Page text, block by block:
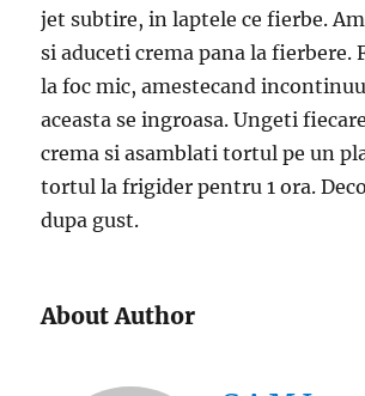
jet subtire, in laptele ce fierbe.
si aduceti crema pana la fierbere.
la foc mic, amestecand
aceasta se ingroasa. Ungeti
crema si asamblati tortul pe un
tortul la frigider pentru 1 ora.
dupa gust.
About Author